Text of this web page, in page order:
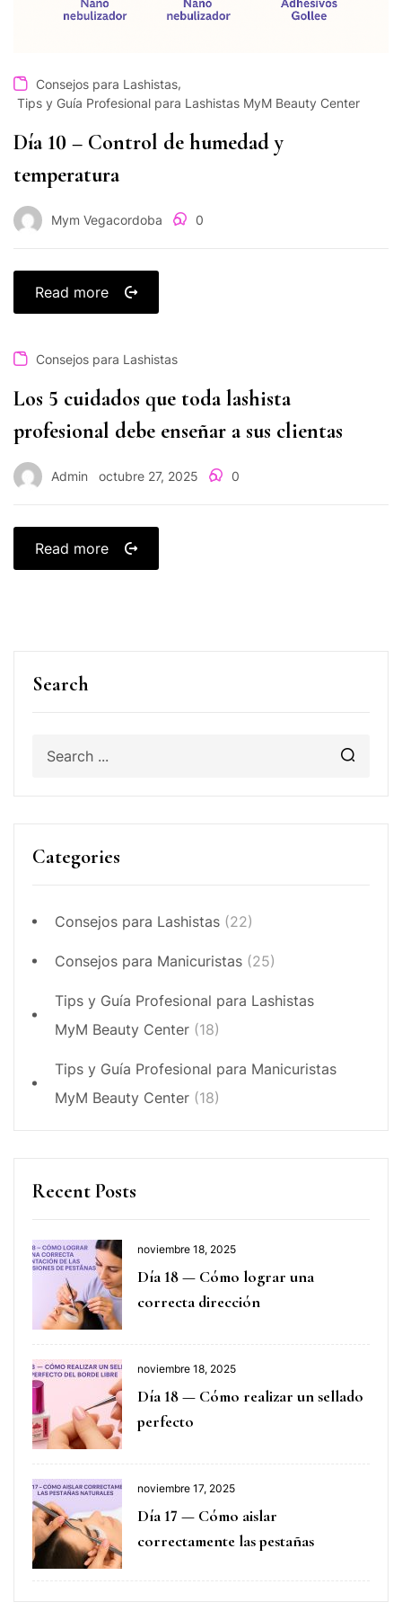
Search
Categories
Consejos para Lashistas (22)
Consejos para Manicuristas (25)
Tips y Guía Profesional para Lashistas
MyM Beauty Center (18)
Tips y Guía Profesional para Manicuristas
MyM Beauty Center (18)
Recent Posts
noviembre 18, 2025
Día 18 — Cómo lograr una
correcta dirección
noviembre 18, 2025
Día 18 — Cómo realizar un sellado
perfecto
noviembre 17, 2025
Día 17 — Cómo aislar
correctamente las pestañas
Consejos para Lashistas,
Tips y Guía Profesional para Lashistas MyM Beauty Center
Día 10 – Control de humedad y
temperatura
Mym Vegacordoba 0
Read more
Consejos para Lashistas
Los 5 cuidados que toda lashista
profesional debe enseñar a sus clientas
Admin octubre 27, 2025 0
Read more